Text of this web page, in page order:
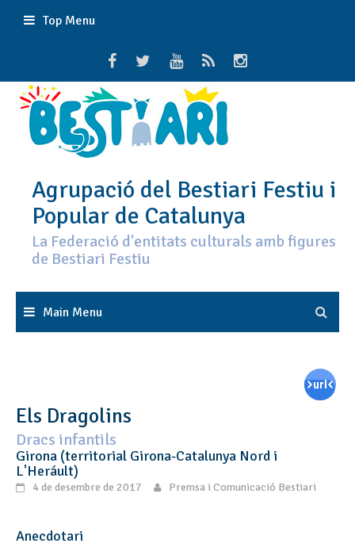
Top Menu
Agrupació del Bestiari Festiu i
Popular de Catalunya
La Federació d'entitats culturals amb figures
de Bestiari Festiu
Main Menu
Els Dragolins
Dracs infantils
Girona (territorial Girona-Catalunya Nord i
L'Heráult)
4 de desembre de 2017 Premsa i Comunicació Bestiari
Anecdotari